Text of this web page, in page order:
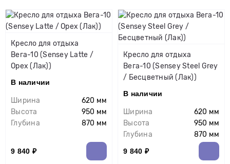
Кресло для отдыха
Вега-10 (Sensey Latte /
Орех (Лак))
В наличии
Ширина
620 мм
Высота
950 мм
Глубина
870 мм
9 840 ₽
Кресло для отдыха
Вега-10 (Sensey Steel Grey
/ Бесцветный (Лак))
В наличии
Ширина
620 мм
Высота
950 мм
Глубина
870 мм
9 840 ₽